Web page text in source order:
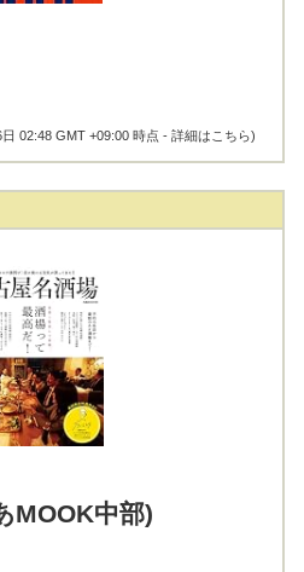
日 02:48 GMT +09:00 時点 -詳細はこちら)
MOOK中部)